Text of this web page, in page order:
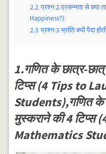
2.2 प्रश्न:2.प्रसन्नता से क्या
Happiness?):
2.3 प्रश्न:3.भ्रांति क्यों पैदा
1.गणित के छात्र-
टिप्स (4 Tips to
Students),गणित के
मुस्कराने की 4
Mathematics